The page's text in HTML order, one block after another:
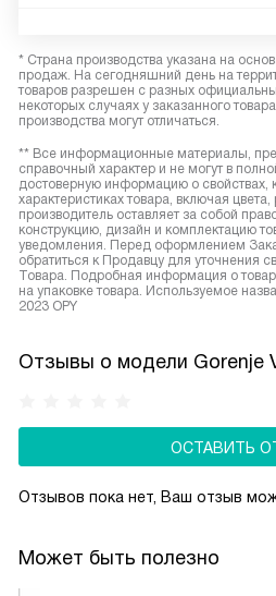
* Страна производства указана на
продаж. На сегодняшний день на
товаров разрешен с разных
некоторых случаях у заказанного
производства могут отличаться.
** Все информационные материалы,
справочный характер и не могут в
достоверную информацию о свойствах,
характеристиках товара, включая
производитель оставляет за собой
конструкцию, дизайн и комплектацию
уведомления. Перед оформлением
обратиться к Продавцу для уточнения
Товара. Подробная информация о
на упаковке товара. Используемое
2023 OPY
Отзывы о модели Gorenje
ОСТАВИТЬ
Отзывов пока нет, Ваш отзыв
Может быть полезно